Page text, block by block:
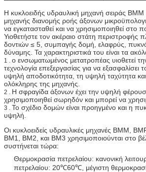
Η κυκλοειδής υδραυλική μηχανή σειράς BMM
μηχανής διανομής ροής άξονων
να εγκατασταθεί και να χρησιμοποιηθεί στο
Υιοθετήστε τον ακέραιο στάτη περιστροφής
δοντιών ≤ 5, συμπαγής δομή, ελαφρύς,
δύναμης. Τα χαρακτηριστικά του είναι τα
1 . ο ενσωματωμένος μετατροπέας υιοθετεί
τεχνολογία επεξεργασίας για να εξασφαλίσει
υψηλή αποδοτικότητα, τη υψηλή ταχύτητα
ολόκληρης της μηχανής.
2 . Η σφραγίδα άξονων έχει την υψηλή
χρησιμοποιηθεί σωρηδόν και μπορεί να
3 . Το σχέδιο δομών είναι προηγμένο και η
υψηλή.
Οι κυκλοειδείς υδραυλικές μηχανές BMM,
BM1, BM2, και BM3 χρησιμοποιούνται στο
συστήνεται τώρα:
Θερμοκρασία πετρελαίου: κανονική
πετρελαίου: 20℃60℃, μέγιστη